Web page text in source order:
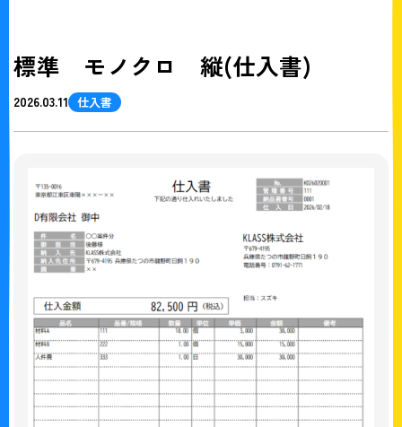
標準 モノクロ 縦(仕入書)
2026.03.11 仕入書